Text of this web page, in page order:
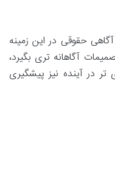
حقوقی در این زمینه
آگاهانه تری بگیرد،
در آینده نیز پیشگیری